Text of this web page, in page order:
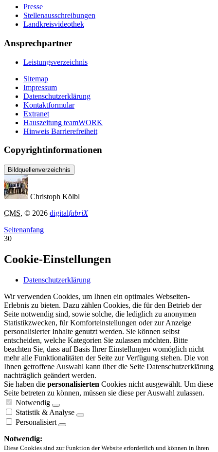
Presse
Stellenausschreibungen
Landkreisvideothek
Ansprechpartner
Leistungsverzeichnis
Sitemap
Impressum
Datenschutzerklärung
Kontaktformular
Extranet
Hauszeitung teamWORK
Hinweis Barrierefreiheit
Copyrightinformationen
Bildquellenverzeichnis
Christoph Kölbl
CMS, © 2026 digitalfabriX
Seitenanfang
30
Cookie-Einstellungen
Datenschutzerklärung
Wir verwenden Cookies, um Ihnen ein optimales Webseiten-
Erlebnis zu bieten. Dazu zählen Cookies, die für den Betrieb der
Seite notwendig sind, sowie solche, die lediglich zu anonymen
Statistikzwecken, für Komforteinstellungen oder zur Anzeige
personalisierter Inhalte genutzt werden. Sie können selbst
entscheiden, welche Kategorien Sie zulassen möchten. Bitte
beachten Sie, dass auf Basis Ihrer Einstellungen womöglich nicht
mehr alle Funktionalitäten der Seite zur Verfügung stehen. Die von
Ihnen getroffene Auswahl kann über die Seite Datenschutzerklärung
nachträglich geändert werden.
Sie haben die personalisierten Cookies nicht ausgewählt. Um diese
Seite betreten zu können, müssen sie diese per Auswahl zulassen.
Notwendig
Statistik & Analyse
Personalisiert
Notwendig:
Diese Cookies sind zur Funktion der Website erforderlich und können in Ihren